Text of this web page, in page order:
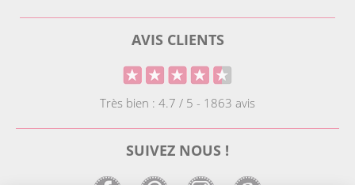
AVIS CLIENTS
Très bien : 4.7 / 5 - 1863 avis
SUIVEZ NOUS !